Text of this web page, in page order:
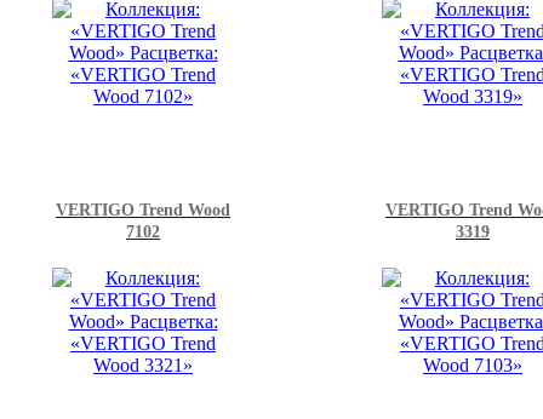
VERTIGO Trend Wood
7102
VERTIGO Trend
3319